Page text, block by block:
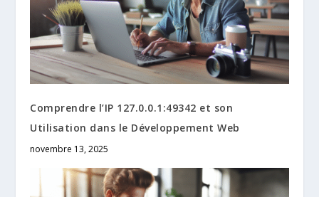
Comprendre l’IP 127.0.0.1:49342 et son
Utilisation dans le Développement Web
novembre 13, 2025